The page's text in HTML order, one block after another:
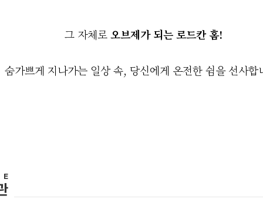
그 자체로 오브제가 되는 로드칸 홈!
숨가쁘게 지나가는 일상 속, 당신에게 온전한 쉼을 선사합